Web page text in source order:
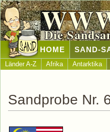
Die
HOME SAND-
Länder A-Z Afrika Antarktika
Sandprobe Nr.